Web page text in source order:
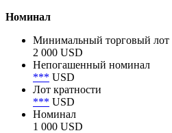
Номинал
Минимальный торговый лот
2 000 USD
Непогашенный номинал
*** USD
Лот кратности
*** USD
Номинал
1 000 USD